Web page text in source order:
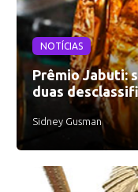
NOTÍCIAS
Prêmio Jabuti:
duas
Sidney Gusman